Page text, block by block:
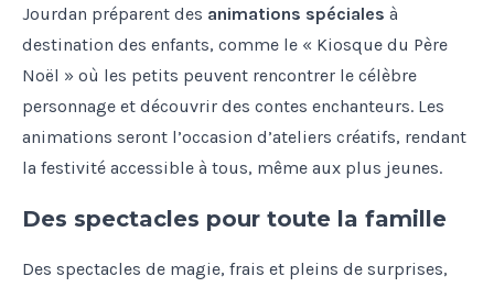
Jourdan préparent des animations spéciales à
destination des enfants, comme le « Kiosque du Père
Noël » où les petits peuvent rencontrer le célèbre
personnage et découvrir des contes enchanteurs. Les
animations seront l’occasion d’ateliers créatifs, rendant
la festivité accessible à tous, même aux plus jeunes.
Des spectacles pour toute la famille
Des spectacles de magie, frais et pleins de surprises,